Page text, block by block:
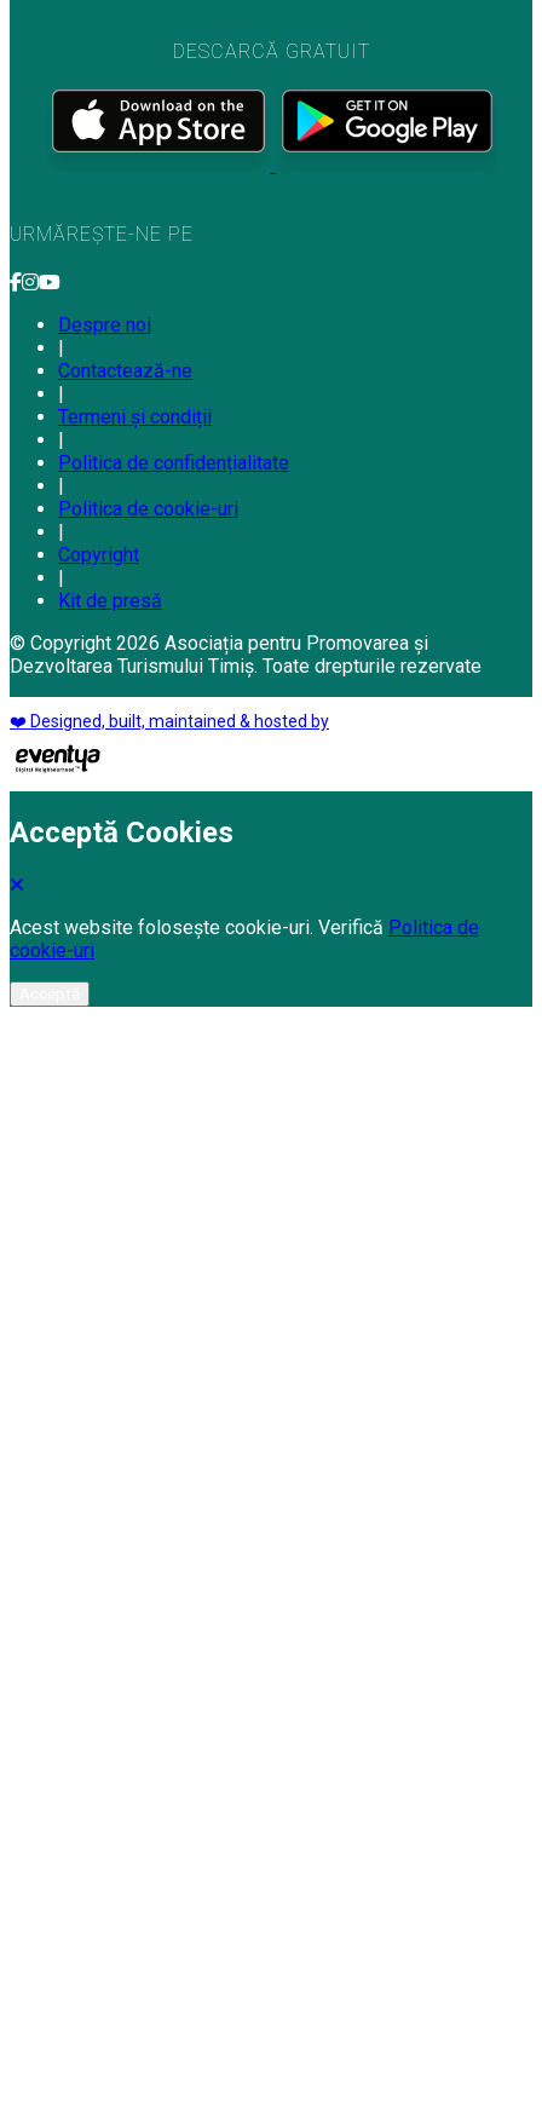
DESCARCĂ GRATUIT
URMĂREȘTE-NE PE
Despre noi
|
Contactează-ne
|
Termeni și condiții
|
Politica de confidențialitate
|
Politica de cookie-uri
|
Copyright
|
Kit de presă
© Copyright 2026 Asociația pentru Promovarea și
Dezvoltarea Turismului Timiș. Toate drepturile rezervate
❤️ Designed, built, maintained & hosted by
Acceptă Cookies
Acest website folosește cookie-uri. Verifică Politica de
cookie-uri